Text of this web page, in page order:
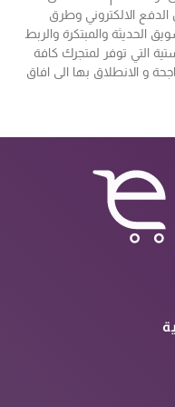
الالكتروني وطرق
الحديثة والمبتكرة والربط
التي توفر لمتجرك كافة
و الانطلاق بها الى افاق